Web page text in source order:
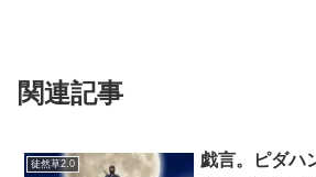
関連記事
徒然草2.0 戯言。ピダハ